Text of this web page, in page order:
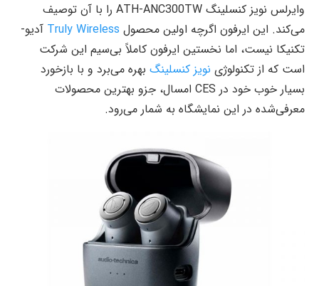
وایرلس نویز کنسلینگ ATH-ANC300TW را با آن توصیف
می‌کند. این ایرفون اگرچه اولین محصول Truly Wireless آدیو-
تکنیکا نیست، اما نخستین ایرفون کاملاً بی‌سیم این شرکت
است که از تکنولوژی نویز کنسلینگ بهره می‌برد و با بازخورد
بسیار خوب خود در CES امسال، جزو بهترین محصولات
معرفی‌شده در این نمایشگاه به شمار می‌رود.